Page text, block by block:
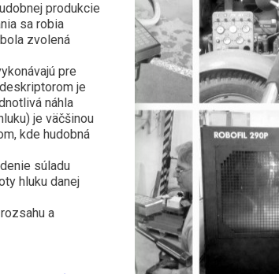
produkcie
sa robia
zvolená
pre
je
náhla
je väčšinou
kde hudobná
súladu
hluku danej
a